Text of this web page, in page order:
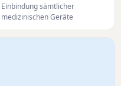
Einbindung sämtlicher
medizinischen Geräte